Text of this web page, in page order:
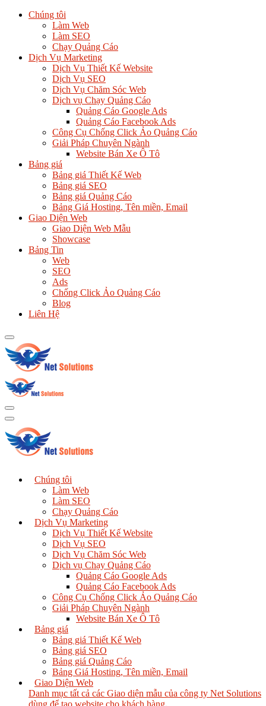
Chúng tôi
Làm Web
Làm SEO
Chạy Quảng Cáo
Dịch Vụ Marketing
Dịch Vụ Thiết Kế Website
Dịch Vụ SEO
Dịch Vụ Chăm Sóc Web
Dịch vụ Chạy Quảng Cáo
Quảng Cáo Google Ads
Quảng Cáo Facebook Ads
Công Cụ Chống Click Ảo Quảng Cáo
Giải Pháp Chuyên Ngành
Website Bán Xe Ô Tô
Bảng giá
Bảng giá Thiết Kế Web
Bảng giá SEO
Bảng giá Quảng Cáo
Bảng Giá Hosting, Tên miền, Email
Giao Diện Web
Giao Diện Web Mẫu
Showcase
Bảng Tin
Web
SEO
Ads
Chống Click Ảo Quảng Cáo
Blog
Liên Hệ
Chúng tôi
Làm Web
Làm SEO
Chạy Quảng Cáo
Dịch Vụ Marketing
Dịch Vụ Thiết Kế Website
Dịch Vụ SEO
Dịch Vụ Chăm Sóc Web
Dịch vụ Chạy Quảng Cáo
Quảng Cáo Google Ads
Quảng Cáo Facebook Ads
Công Cụ Chống Click Ảo Quảng Cáo
Giải Pháp Chuyên Ngành
Website Bán Xe Ô Tô
Bảng giá
Bảng giá Thiết Kế Web
Bảng giá SEO
Bảng giá Quảng Cáo
Bảng Giá Hosting, Tên miền, Email
Giao Diện Web
Danh mục tất cả các Giao diện mẫu của công ty Net Solutions